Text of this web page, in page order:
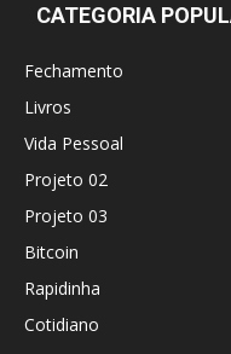
CATEGORIA
Fechamento
Livros
Vida Pessoal
Projeto 02
Projeto 03
Bitcoin
Rapidinha
Cotidiano